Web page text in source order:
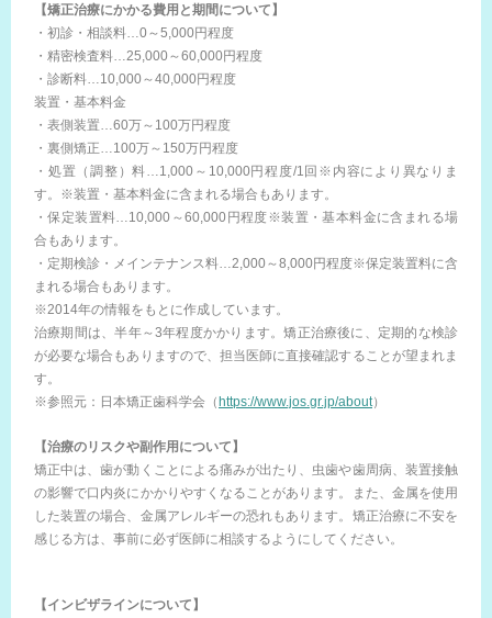
【矯正治療にかかる費用と期間について】
・初診・相談料…0～5,000円程度
・精密検査料…25,000～60,000円程度
・診断料…10,000～40,000円程度
装置・基本料金
・表側装置…60万～100万円程度
・裏側矯正…100万～150万円程度
・処置（調整）料…1,000～10,000円程度/1回※内容により異なりま
す。※装置・基本料金に含まれる場合もあります。
・保定装置料…10,000～60,000円程度※装置・基本料金に含まれる場
合もあります。
・定期検診・メインテナンス料…2,000～8,000円程度※保定装置料に含
まれる場合もあります。
※2014年の情報をもとに作成しています。
治療期間は、半年～3年程度かかります。矯正治療後に、定期的な検診
が必要な場合もありますので、担当医師に直接確認することが望まれま
す。
※参照元：日本矯正歯科学会（https://www.jos.gr.jp/about）
【治療のリスクや副作用について】
矯正中は、歯が動くことによる痛みが出たり、虫歯や歯周病、装置接触
の影響で口内炎にかかりやすくなることがあります。また、金属を使用
した装置の場合、金属アレルギーの恐れもあります。矯正治療に不安を
感じる方は、事前に必ず医師に相談するようにしてください。
【インビザラインについて】